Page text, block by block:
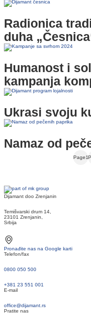
Radionica
duha
Humanost i
kampanja
Ukrasi svoju
Namaz od
Page1
Dijamant doo Zrenjanin
Temišvarski drum 14,
23101 Zrenjanin,
Srbija
Pronađite nas na Google karti
Telefon/fax
0800 050 500
+381 23 551 001
E-mail
office@dijamant.rs
Pratite nas